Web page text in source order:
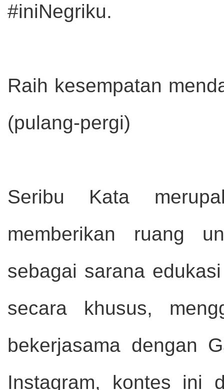
#iniNegriku.
Raih kesempatan
(pulang-pergi)
Seribu Kata
memberikan ruang
sebagai sarana
secara khusus,
bekerjasama dengan
Instagram, kontes ini